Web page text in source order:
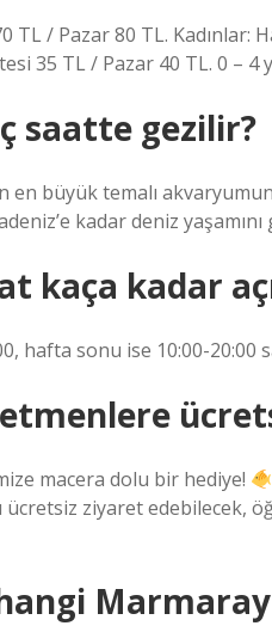
TL / Pazar 80 TL. Kadınlar:
35 TL / Pazar 40 TL. 0 –
saatte gezilir?
en büyük temalı
kadar deniz yaşamını
kaça kadar
hafta sonu ise 10:00-20:00
macera dolu bir hediye!
ziyaret edebilecek,
Marmaray